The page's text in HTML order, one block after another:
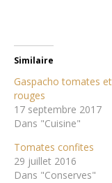
Similaire
Gaspacho tomates
rouges
17 septembre 2017
Dans "Cuisine"
Tomates confites
29 juillet 2016
Dans "Conserves"